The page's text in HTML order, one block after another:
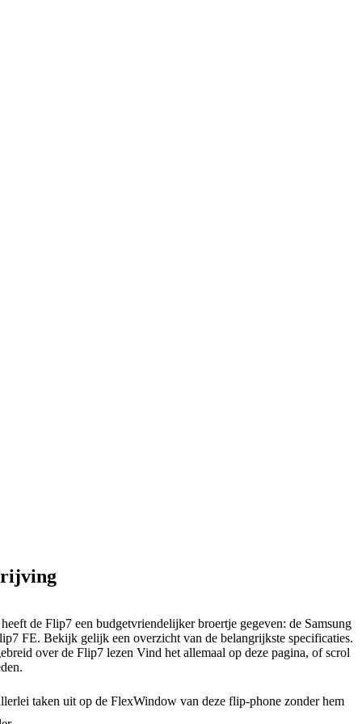
heeft de Flip7 een budgetvriendelijker broertje gegeven: de Samsung
FE. Bekijk gelijk een overzicht van de belangrijkste specificaties.
over de Flip7 lezen Vind het allemaal op deze pagina, of scrol
taken uit op de FlexWindow van deze flip-phone zonder hem